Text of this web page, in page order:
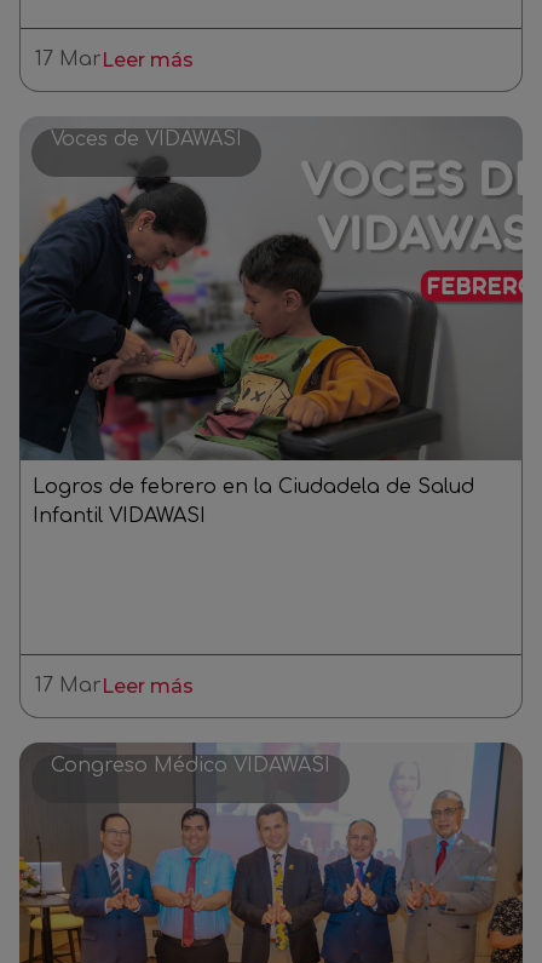
17 MarLeer más
Voces de VIDAWASI
Logros de febrero en la Ciudadela de Salud
Infantil VIDAWASI
17 MarLeer más
Congreso Médico VIDAWASI